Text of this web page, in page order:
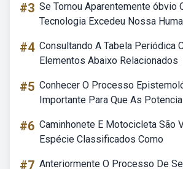
#3 Se Tornou Aparentemente óbvio
Tecnologia Excedeu Nossa
#4 Consultando A Tabela Periódica
Elementos Abaixo Relacionados
#5 Conhecer O Processo
Importante Para Que As
#6 Caminhonete E Motocicleta São
Espécie Classificados Como
#7 Anteriormente O Processo De